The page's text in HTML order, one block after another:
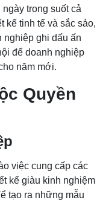
trong suốt cả
kế tinh tế và sắc sảo,
nghiệp ghi dấu ấn
để doanh nghiệp
năm mới.
Quyền
việc cung cấp các
kế giàu kinh nghiệm
tạo ra những mẫu